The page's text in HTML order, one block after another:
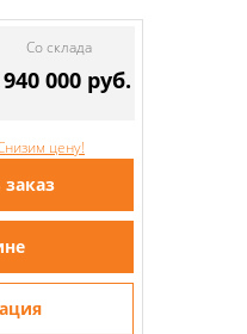
Со склада
000 руб.
цену!